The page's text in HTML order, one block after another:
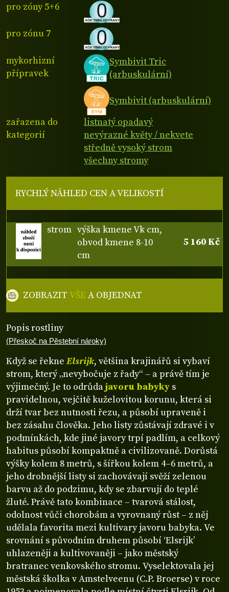
pro zóny 5+6
pro zónu 7
mykorhizní
přípravek
Symbivit Tric
(arbuskulární)
Symbivit (arbuskulární)
zařazena do
kategorií
listnatý opadavý
nevýrazné květy / nekvete
středně vysoký strom
všechny stromy
Popis rostliny
(Přeskoč na Pěstební nároky)
Když se řekne Elsrijk, většina krajinářů si vybaví
strom, který „nevybočuje z řady“ – a právě tím je
výjimečný. Je to odrůdajavoru babyky s
pravidelnou, vejčitě kuželovitou korunu, která si
drží tvar bez nutnosti řezu, a působí upraveně i
bez zásahu člověka. Jeho listy zůstávají zdravé i v
podmínkách, kde jiné javory trpí padlím, a celkový
habitus působí kompaktně a civilizovaně. Dorůstá
výšky kolem 8 metrů, s šířkou kolem 4–6 metrů, a
jeho drobnější listy si zachovávají svěží zelenou
barvu až do podzimu, kdy se zbarvují do teplé
žluté. Právě tato kombinace – tvarová stálost,
odolnost vůči chorobám a vyrovnaný růst – z něj
udělala favorita mezi kultivary javoru babyka. Ve
srovnání s původním druhem působí ‘Elsrijk’
uhlazeněji a kultivovaněji – jako městský
bratranec venkovského stromu. Vyselektovala jej
městská školka v Amstelveenu (C.P. Broerse) v roce
RYCHLÝ NÁHLED CEN A VELIKOSTÍ
strom výška kmene Vk cm,
obvod kmene 8-10
cm
5 160 Kč
ZOBRAZITVŠE A OBJEDNAT